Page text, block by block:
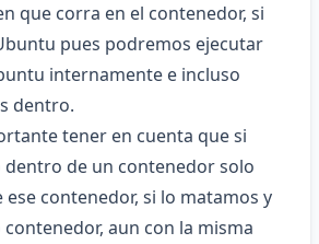
que corra en el contenedor, si
pues podremos ejecutar
internamente e incluso
dentro.
tener en cuenta que si
dentro de un contenedor solo
contenedor, si lo matamos y
aun con la misma